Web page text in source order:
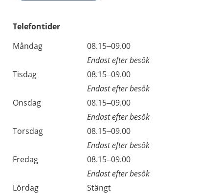
Telefontider
Måndag
08.15–09.00
Endast efter besök
Tisdag
08.15–09.00
Endast efter besök
Onsdag
08.15–09.00
Endast efter besök
Torsdag
08.15–09.00
Endast efter besök
Fredag
08.15–09.00
Endast efter besök
Lördag
Stängt